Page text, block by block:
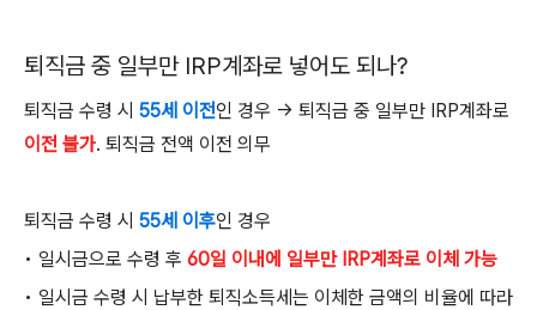
퇴직금 중 일부만 IRP계좌로 넣어도 되나?
퇴직금 수령 시 55세 이전인 경우 → 퇴직금 중 일부만 IRP계좌로
이전 불가. 퇴직금 전액 이전 의무
퇴직금 수령 시 55세 이후인 경우
• 일시금으로 수령 후 60일 이내에 일부만 IRP계좌로 이체 가능
• 일시금 수령 시 납부한 퇴직소득세는 이체한 금액의 비율에 따라